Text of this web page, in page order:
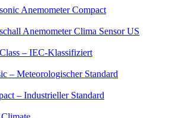
Anemometer Compact
Anemometer Clima Sensor US
– IEC-Klassifiziert
– Meteorologischer Standard
– Industrieller Standard